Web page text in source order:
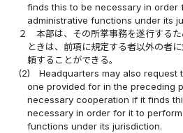
finds this to be necessary in order
administrative functions under its
２
本部は、その所掌事務を遂行する
ときは、前項に規定する者以外の者
頼することができる。
(2)
Headquarters may also request
one provided for in the preceding
necessary cooperation if it finds
necessary in order for it to
functions under its jurisdiction.